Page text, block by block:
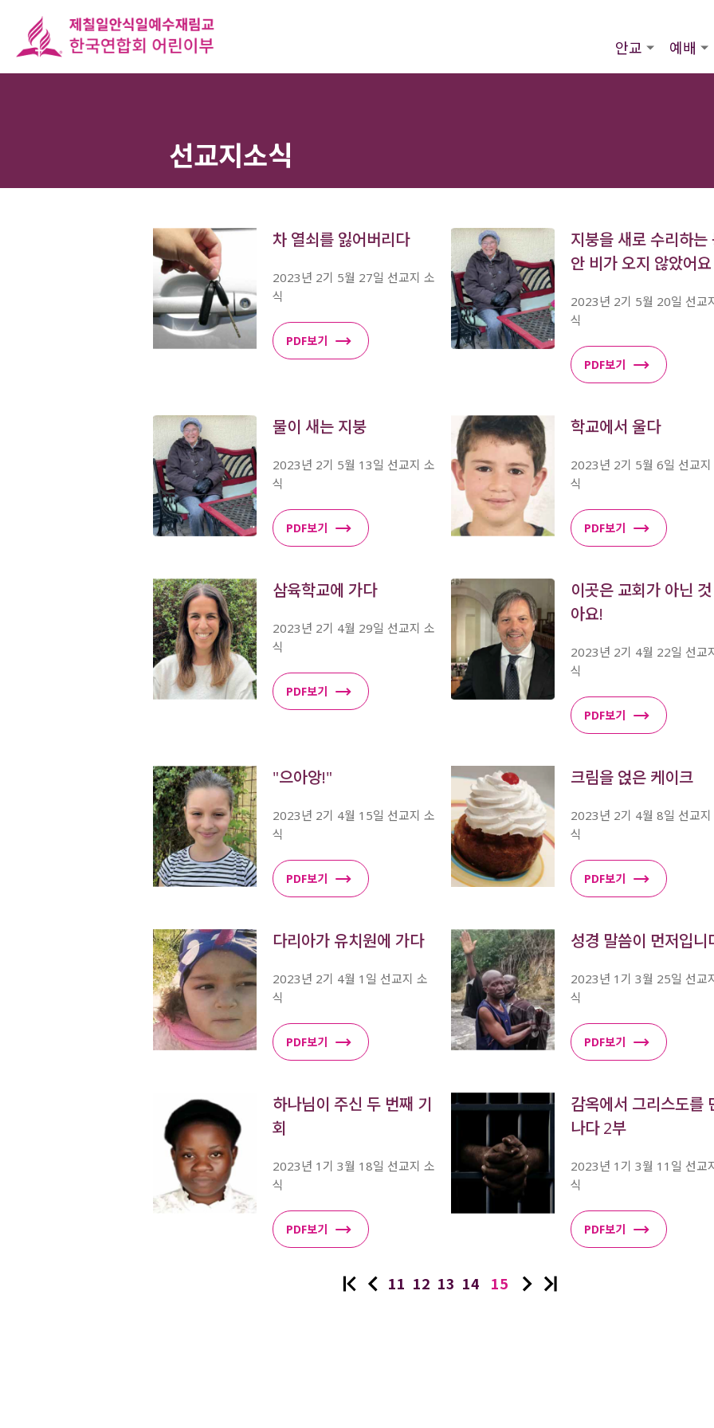
안교 예배
선교지소식
차 열쇠를 잃어버리다
2023년 2기 5월 27일 선교지 소
식
PDF보기
지붕을 새로 수리하는
안 비가 오지 않았어요
2023년 2기 5월 20일 선교
식
PDF보기
물이 새는 지붕
2023년 2기 5월 13일 선교지 소
식
PDF보기
학교에서 울다
2023년 2기 5월 6일 선교지
식
PDF보기
삼육학교에 가다
2023년 2기 4월 29일 선교지 소
식
PDF보기
이곳은 교회가 아닌
아요!
2023년 2기 4월 22일 선교
식
PDF보기
"으아앙!"
2023년 2기 4월 15일 선교지 소
식
PDF보기
크림을 얹은 케이크
2023년 2기 4월 8일 선교지
식
PDF보기
다리아가 유치원에 가다
2023년 2기 4월 1일 선교지 소
식
PDF보기
성경 말씀이 먼저입니
2023년 1기 3월 25일 선교
식
PDF보기
하나님이 주신 두 번째 기
회
2023년 1기 3월 18일 선교지 소
식
PDF보기
감옥에서 그리스도를
나다 2부
2023년 1기 3월 11일 선교
식
PDF보기
11 12 13 14 15